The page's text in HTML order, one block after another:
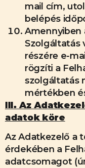
mail cím,
belépés
Amennyiben
Szolgáltatás
részére e-
rögzíti a
szolgáltatás
mértékben
III. Az
adatok köre
Az Adatkezelő a
érdekében a
adatcsomagot